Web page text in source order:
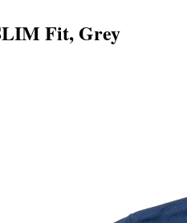
Fit, Grey